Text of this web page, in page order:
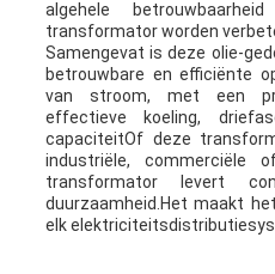
algehele
transformator worden
Samengevat is deze olie-
betrouwbare en efficiënte
van stroom, met een
effectieve koeling,
capaciteitOf deze
industriële, commerciële
transformator levert
duurzaamheid.Het maakt
elk